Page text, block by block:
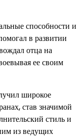
способности и
в развитии
отца на
ее своим
широкое
став значимой
стиль и
из ведущих